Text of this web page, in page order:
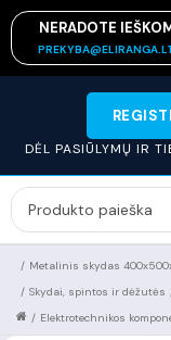
NERADOTE
DĖL PASIŪLYMŲ IR
Metalinis skydas
/
Skydai, spintos ir dėžutės
/
Elektrotechnikos
/